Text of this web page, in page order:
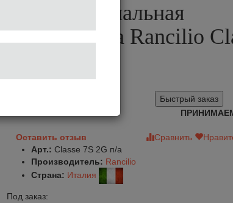
Профессиональная
кофемашина Rancilio
Быстрый заказ
Оставить отзыв Сравнить
Арт.: Classe 7S 2G п/а
Производитель: Rancilio
Страна: Италия
Под заказ: